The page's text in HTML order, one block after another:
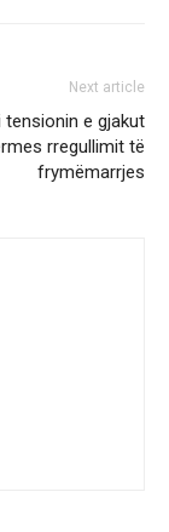
Next article
tensionin e gjakut
rregullimit të
frymëmarrjes